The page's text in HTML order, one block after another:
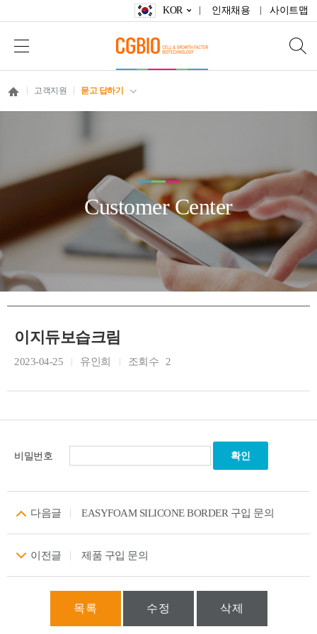
KOR 인재채용 사이트맵
고객지원 묻고 답하기
Customer Center
이지듀보습크림
2023-04-25 유인희 조회수 2
비밀번호
다음글 EASYFOAM SILICONE BORDER 구입 문의
이전글 제품 구입 문의
목록 수정 삭제